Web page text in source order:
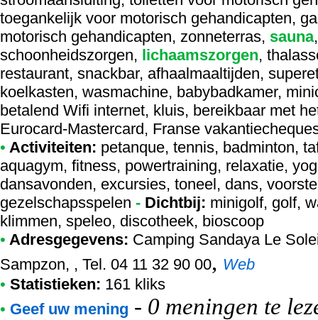
toegankelijk voor motorisch gehandicapten,
motorisch gehandicapten, zonneterras, sauna
schoonheidszorgen, lichaamszorgen,
restaurant, snackbar, afhaalmaaltijden,
koelkasten, wasmachine, babybadkamer,
betalend Wifi internet, kluis, bereikbaar met
Eurocard-Mastercard, Franse
• Activiteiten: petanque, tennis, badminton,
aquagym, fitness, powertraining, relaxatie,
dansavonden, excursies, toneel, dans,
gezelschapsspelen - Dichtbij: minigolf, golf,
klimmen, speleo, discotheek, bioscoop
• Adresgegevens: Camping Sandaya Le
Sampzon, , Tel. 04 11 32 90 00, Web
• Statistieken: 161 kliks
• Geef uw mening - 0 meningen te